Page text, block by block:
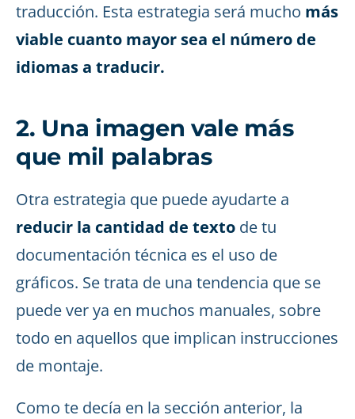
traducción. Esta estrategia será mucho más
viable cuanto mayor sea el número de
idiomas a traducir.
2. Una imagen vale más
que mil palabras
Otra estrategia que puede ayudarte a
reducir la cantidad de texto de tu
documentación técnica es el uso de
gráficos. Se trata de una tendencia que se
puede ver ya en muchos manuales, sobre
todo en aquellos que implican instrucciones
de montaje.
Como te decía en la sección anterior, la